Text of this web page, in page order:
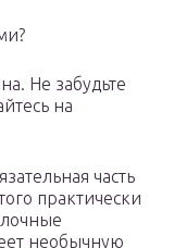
Не забудьте
на
часть
практически
необычную